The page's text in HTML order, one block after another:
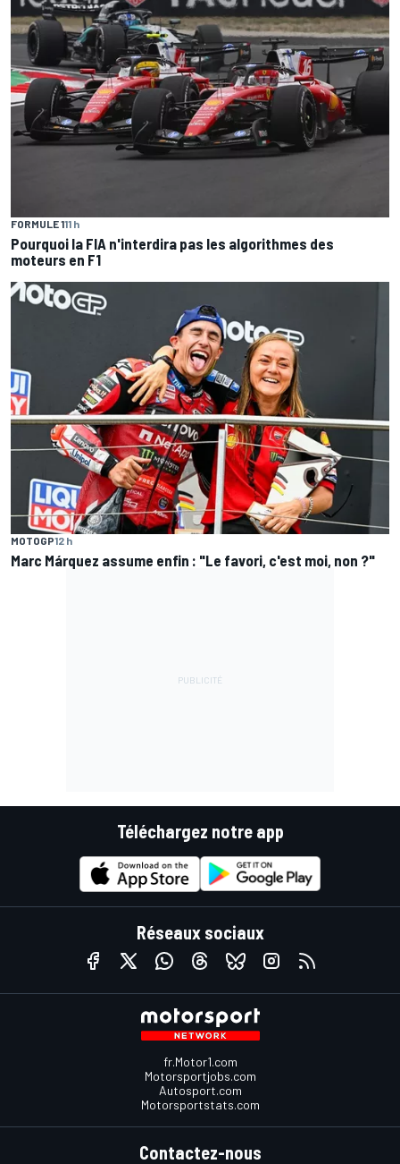
FORMULE 111 h
Pourquoi la FIA n'interdira pas les algorithmes des
moteurs en F1
MOTOGP12 h
Marc Márquez assume enfin : "Le favori, c'est moi, non ?"
Téléchargez notre app
Réseaux sociaux
fr.Motor1.com
Motorsportjobs.com
Autosport.com
Motorsportstats.com
Contactez-nous